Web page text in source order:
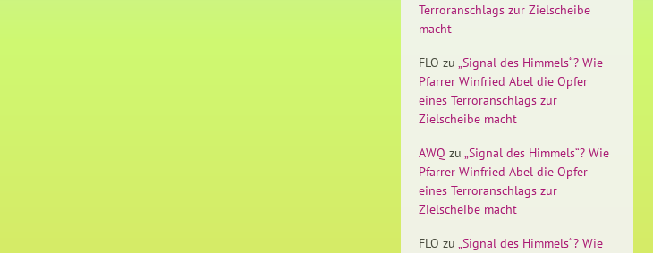
Terroranschlags zur Zielscheibe
macht
FLO zu „Signal des Himmels“? Wie
Pfarrer Winfried Abel die Opfer
eines Terroranschlags zur
Zielscheibe macht
AWQ zu „Signal des Himmels“? Wie
Pfarrer Winfried Abel die Opfer
eines Terroranschlags zur
Zielscheibe macht
FLO zu „Signal des Himmels“? Wie